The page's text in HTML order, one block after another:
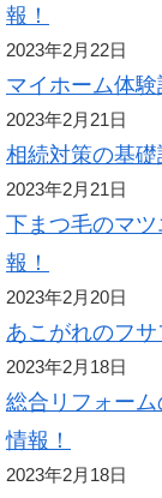
報！
2023年2月22日
マイホーム体験
2023年2月21日
相続対策の基礎
2023年2月21日
下まつ毛のマ
報！
2023年2月20日
あこがれのフサ
2023年2月18日
総合リフォー
情報！
2023年2月18日